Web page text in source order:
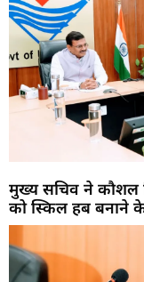
मुख्य सचिव ने कौशल
को स्किल हब बनाने